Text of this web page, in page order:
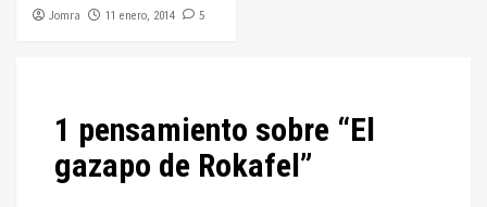
Jomra 11 enero, 2014 5
1 pensamiento sobre “El
gazapo de Rokafel”